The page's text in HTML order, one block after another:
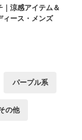
｜涼感アイテム＆
ィース・メンズ
パープル系
の他